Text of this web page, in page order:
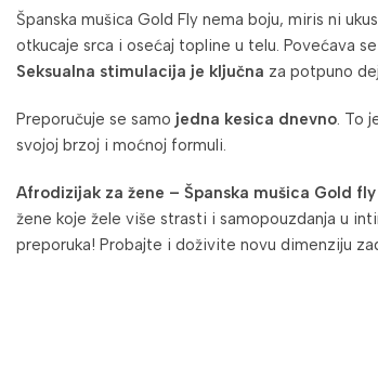
Španska mušica Gold Fly nema boju, miris ni
otkucaje srca i osećaj topline u telu. Povećava
Seksualna stimulacija je ključna za potpuno
Preporučuje se samo jedna kesica dnevno . To
svojoj brzoj i moćnoj formuli.
Afrodizijak za žene – Španska mušica Gold fly
žene koje žele više strasti i samopouzdanja u
preporuka! Probajte i doživite novu dimenziju